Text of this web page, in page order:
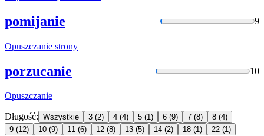
pomijanie 9
Opuszczanie strony
porzucanie 10
Opuszczanie
Długość: Wszystkie 3 (2) 4 (4) 5 (1) 6 (9) 7 (8) 8 (4)
9 (12) 10 (9) 11 (6) 12 (8) 13 (5) 14 (2) 18 (1) 22 (1)